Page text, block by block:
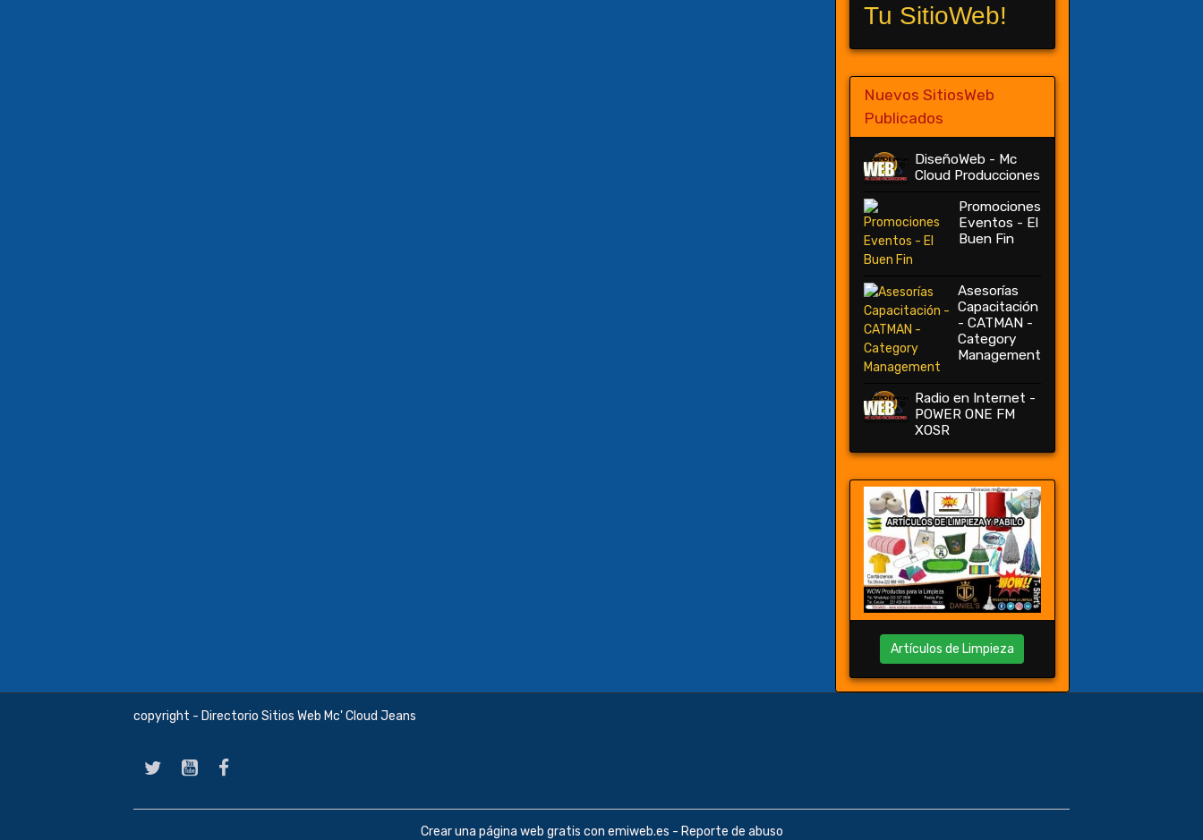
Tu SitioWeb!
Nuevos SitiosWeb
Publicados
DiseñoWeb - Mc
Cloud Producciones
Promociones
Eventos - El
Buen Fin
Asesorías
Capacitación
- CATMAN -
Category
Management
Radio en Internet -
POWER ONE FM
XOSR
Artículos de Limpieza
copyright - Directorio Sitios Web Mc' Cloud Jeans
Crear una página web gratis con emiweb.es - Reporte de abuso